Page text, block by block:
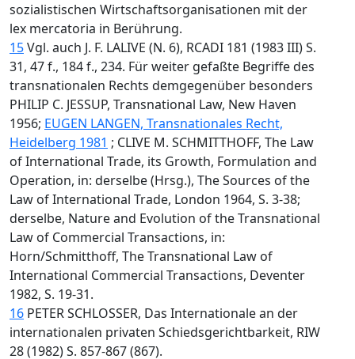
sozialistischen Wirtschaftsorganisationen mit der
lex mercatoria in Berührung.
15Vgl. auch J. F. LALIVE (N. 6), RCADI 181 (1983 III) S.
31, 47 f., 184 f., 234. Für weiter gefaßte Begriffe des
transnationalen Rechts demgegenüber besonders
PHILIP C. JESSUP, Transnational Law, New Haven
1956; EUGEN LANGEN, Transnationales Recht,
Heidelberg 1981 ; CLIVE M. SCHMITTHOFF, The Law
of International Trade, its Growth, Formulation and
Operation, in: derselbe (Hrsg.), The Sources of the
Law of International Trade, London 1964, S. 3-38;
derselbe, Nature and Evolution of the Transnational
Law of Commercial Transactions, in:
Horn/Schmitthoff, The Transnational Law of
International Commercial Transactions, Deventer
1982, S. 19-31.
16 PETER SCHLOSSER, Das Internationale an der
internationalen privaten Schiedsgerichtbarkeit, RIW
28 (1982) S. 857-867 (867).